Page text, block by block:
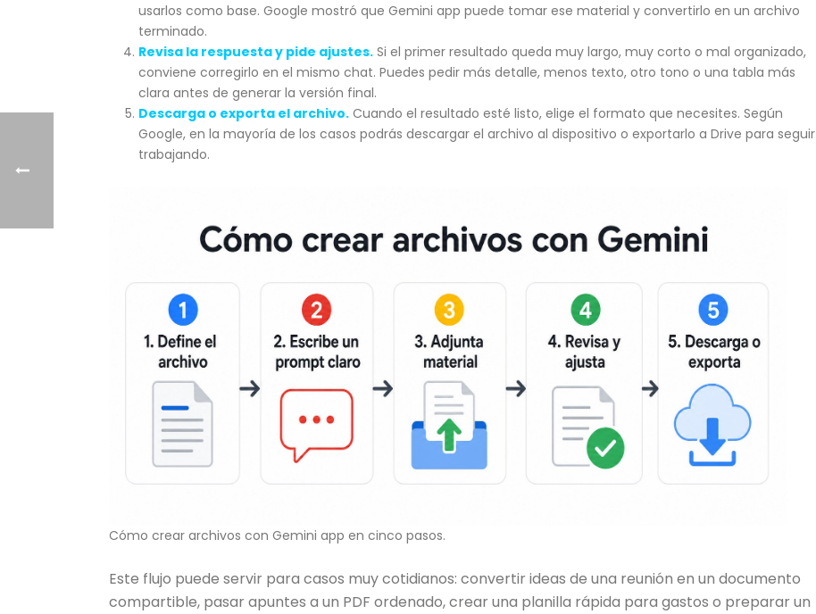
usarlos como base. Google mostró que Gemini app puede tomar ese material y convertirlo en un archivo
terminado.
Revisa la respuesta y pide ajustes.Si el primer resultado queda muy largo, muy corto o mal organizado,
conviene corregirlo en el mismo chat. Puedes pedir más detalle, menos texto, otro tono o una tabla más
clara antes de generar la versión final.
Descarga o exporta el archivo.Cuando el resultado esté listo, elige el formato que necesites. Según
Google, en la mayoría de los casos podrás descargar el archivo al dispositivo o exportarlo a Drive para seguir
trabajando.
Cómo crear archivos con Gemini app en cinco pasos.
Este flujo puede servir para casos muy cotidianos: convertir ideas de una reunión en un documento
compartible, pasar apuntes a un PDF ordenado, crear una planilla rápida para gastos o preparar un